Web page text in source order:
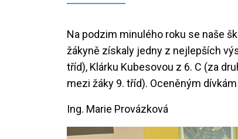
Na podzim minulého roku se naše
žákyně získaly jedny z nejlepších
tříd), Klárku Kubesovou z 6. C (za
mezi žáky 9. tříd). Oceněným
Ing. Marie Provázková